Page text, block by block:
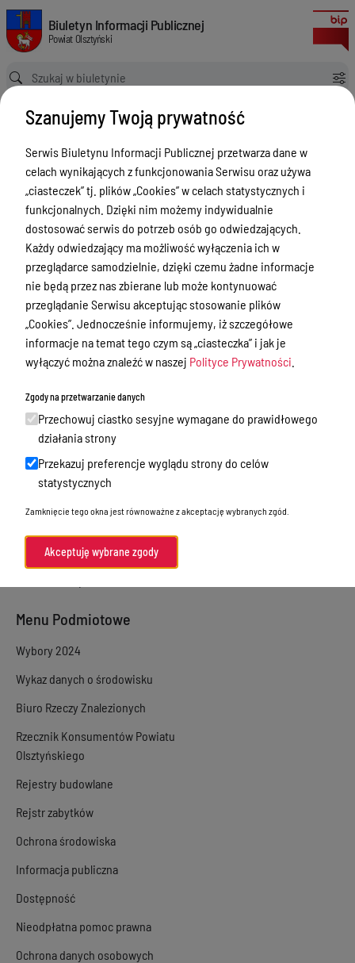
Zgłoszenia budowy 2024
Biuletyn Informacji Publicznej Powiat Olsztyński
Biuletyn Informacji Publicznej
Powiat Olsztyński
Ścieżka powrotu
Strona główna Rejestry budowlane Zgłoszenia budowy 2024
Rejestry budowlane
Menu Przedmiotowe
Kontakt i telefony w urzędzie
Ogłoszenia
Powiat Olsztyński
Rada Powiatu
Starostwo Powiatowe
Zbycie, użytkowanie wieczyste, najem,
dzierżawa, użyczenie
Sprawy załatwiane internetowo
Oświadczenia majątkowe
e-Puap/ e-Doręczenia
Akty prawne
Menu Podmiotowe
Wybory 2024
Wykaz danych o środowisku
Biuro Rzeczy Znalezionych
Rzecznik Konsumentów Powiatu
Olsztyńskiego
Rejestry budowlane
Rejstr zabytków
Ochrona środowiska
Informacja publiczna
Dostępność
Nieodpłatna pomoc prawna
Ochrona danych osobowych
Szanujemy Twoją prywatność
Serwis Biuletynu Informacji Publicznej przetwarza dane w
celach wynikających z funkcjonowania Serwisu oraz używa
„ciasteczek” tj. plików „Cookies” w celach statystycznych i
funkcjonalnych. Dzięki nim możemy indywidualnie
dostosować serwis do potrzeb osób go odwiedzających.
Każdy odwiedzający ma możliwość wyłączenia ich w
przeglądarce samodzielnie, dzięki czemu żadne informacje
nie będą przez nas zbierane lub może kontynuować
przeglądanie Serwisu akceptując stosowanie plików
„Cookies”. Jednocześnie informujemy, iż szczegółowe
informacje na temat tego czym są „ciasteczka” i jak je
wyłączyć można znaleźć w naszej Polityce Prywatności
Zgody na przetwarzanie danych
Przechowuj ciastko sesyjne wymagane do prawidłowego
działania strony
Przekazuj preferencje wyglądu strony do celów
statystycznych
Zamknięcie tego okna jest równoważne z akceptację wybranych zgód.
Akceptuję wybrane zgody